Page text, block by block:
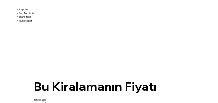
✓ Kaptan
✓ Son Temizlik
✓ Transitlog
✓ Mürettebat
Bu Kiralamanın Fiyatı
Bize Ulaşın